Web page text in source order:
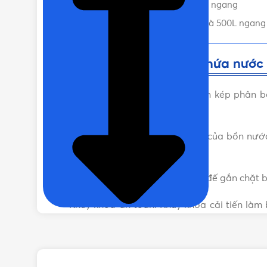
Lưu ý khi sử dụng bình nước 500L ngang
Liên hệ mua Bồn nước Inox Sơn Hà 500L
Đặc tính nổi trội của bồn chứa
– Thân bồn cứng hơn: Lốc 5 gân kép
– Chân đế siêu bền: Với chân đế của bồn
khi thời tiết mưa bão, giông tố.
– Kẹp chân đế cải tiến: Kẹp chân đế gắn
– Khuy khóa an toàn: Khuy khóa cải tiến